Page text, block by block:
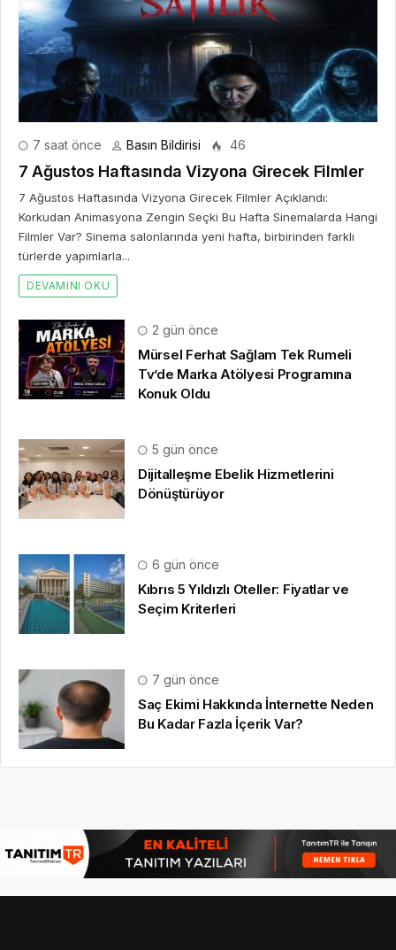
7 saat önce Basın Bildirisi 46
7 Ağustos Haftasında Vizyona Girecek Filmler
7 Ağustos Haftasında Vizyona Girecek Filmler Açıklandı:
Korkudan Animasyona Zengin Seçki Bu Hafta Sinemalarda Hangi
Filmler Var? Sinema salonlarında yeni hafta, birbirinden farklı
türlerde yapımlarla...
DEVAMINI OKU
2 gün önce
Mürsel Ferhat Sağlam Tek Rumeli
Tv’de Marka Atölyesi Programına
Konuk Oldu
5 gün önce
Dijitalleşme Ebelik Hizmetlerini
Dönüştürüyor
6 gün önce
Kıbrıs 5 Yıldızlı Oteller: Fiyatlar ve
Seçim Kriterleri
7 gün önce
Saç Ekimi Hakkında İnternette Neden
Bu Kadar Fazla İçerik Var?